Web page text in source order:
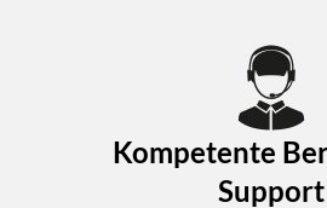
Kompetente
Support